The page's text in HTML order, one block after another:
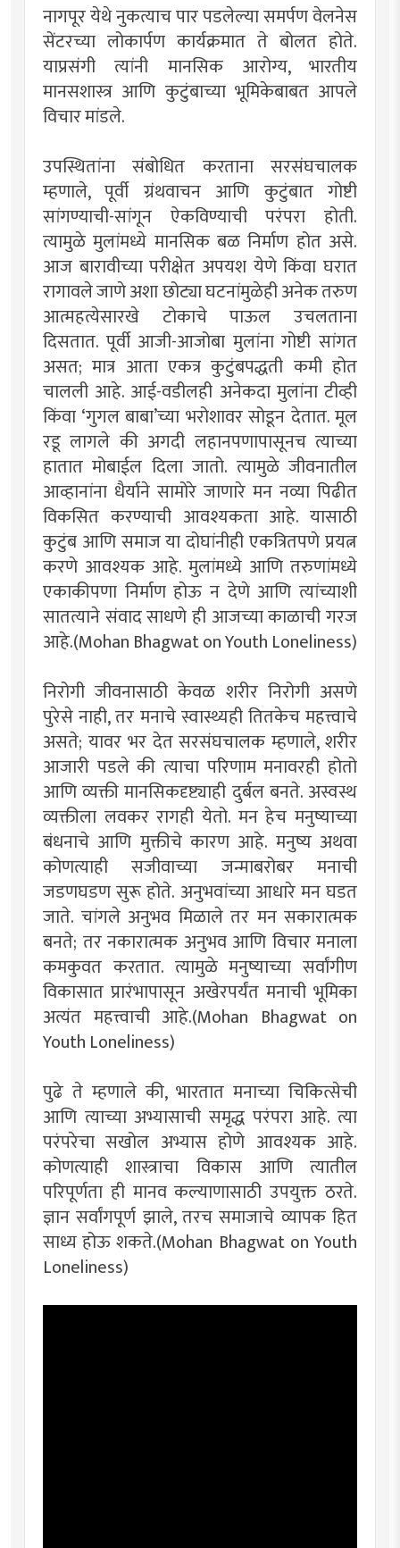
नागपूर येथे नुकत्याच पार पडलेल्या समर्पण वेलनेस
सेंटरच्या लोकार्पण कार्यक्रमात ते बोलत होते.
याप्रसंगी त्यांनी मानसिक आरोग्य, भारतीय
मानसशास्त्र आणि कुटुंबाच्या भूमिकेबाबत आपले
विचार मांडले.
उपस्थितांना संबोधित करताना सरसंघचालक
म्हणाले, पूर्वी ग्रंथवाचन आणि कुटुंबात गोष्टी
सांगण्याची-सांगून ऐकविण्याची परंपरा होती.
त्यामुळे मुलांमध्ये मानसिक बळ निर्माण होत असे.
आज बारावीच्या परीक्षेत अपयश येणे किंवा घरात
रागावले जाणे अशा छोट्या घटनांमुळेही अनेक तरुण
आत्महत्येसारखे टोकाचे पाऊल उचलताना
दिसतात. पूर्वी आजी-आजोबा मुलांना गोष्टी सांगत
असत; मात्र आता एकत्र कुटुंबपद्धती कमी होत
चालली आहे. आई-वडीलही अनेकदा मुलांना टीव्ही
किंवा ‘गुगल बाबा’च्या भरोशावर सोडून देतात. मूल
रडू लागले की अगदी लहानपणापासूनच त्याच्या
हातात मोबाईल दिला जातो. त्यामुळे जीवनातील
आव्हानांना धैर्याने सामोरे जाणारे मन नव्या पिढीत
विकसित करण्याची आवश्यकता आहे. यासाठी
कुटुंब आणि समाज या दोघांनीही एकत्रितपणे प्रयत्न
करणे आवश्यक आहे. मुलांमध्ये आणि तरुणांमध्ये
एकाकीपणा निर्माण होऊ न देणे आणि त्यांच्याशी
सातत्याने संवाद साधणे ही आजच्या काळाची गरज
आहे.(Mohan Bhagwat on Youth Loneliness)
निरोगी जीवनासाठी केवळ शरीर निरोगी असणे
पुरेसे नाही, तर मनाचे स्वास्थ्यही तितकेच महत्त्वाचे
असते; यावर भर देत सरसंघचालक म्हणाले, शरीर
आजारी पडले की त्याचा परिणाम मनावरही होतो
आणि व्यक्ती मानसिकदृष्ट्याही दुर्बल बनते. अस्वस्थ
व्यक्तीला लवकर रागही येतो. मन हेच मनुष्याच्या
बंधनाचे आणि मुक्तीचे कारण आहे. मनुष्य अथवा
कोणत्याही सजीवाच्या जन्माबरोबर मनाची
जडणघडण सुरू होते. अनुभवांच्या आधारे मन घडत
जाते. चांगले अनुभव मिळाले तर मन सकारात्मक
बनते; तर नकारात्मक अनुभव आणि विचार मनाला
कमकुवत करतात. त्यामुळे मनुष्याच्या सर्वांगीण
विकासात प्रारंभापासून अखेरपर्यंत मनाची भूमिका
अत्यंत महत्त्वाची आहे.(Mohan Bhagwat on
Youth Loneliness)
पुढे ते म्हणाले की, भारतात मनाच्या चिकित्सेची
आणि त्याच्या अभ्यासाची समृद्ध परंपरा आहे. त्या
परंपरेचा सखोल अभ्यास होणे आवश्यक आहे.
कोणत्याही शास्त्राचा विकास आणि त्यातील
परिपूर्णता ही मानव कल्याणासाठी उपयुक्त ठरते.
ज्ञान सर्वांगपूर्ण झाले, तरच समाजाचे व्यापक हित
साध्य होऊ शकते.(Mohan Bhagwat on Youth
Loneliness)